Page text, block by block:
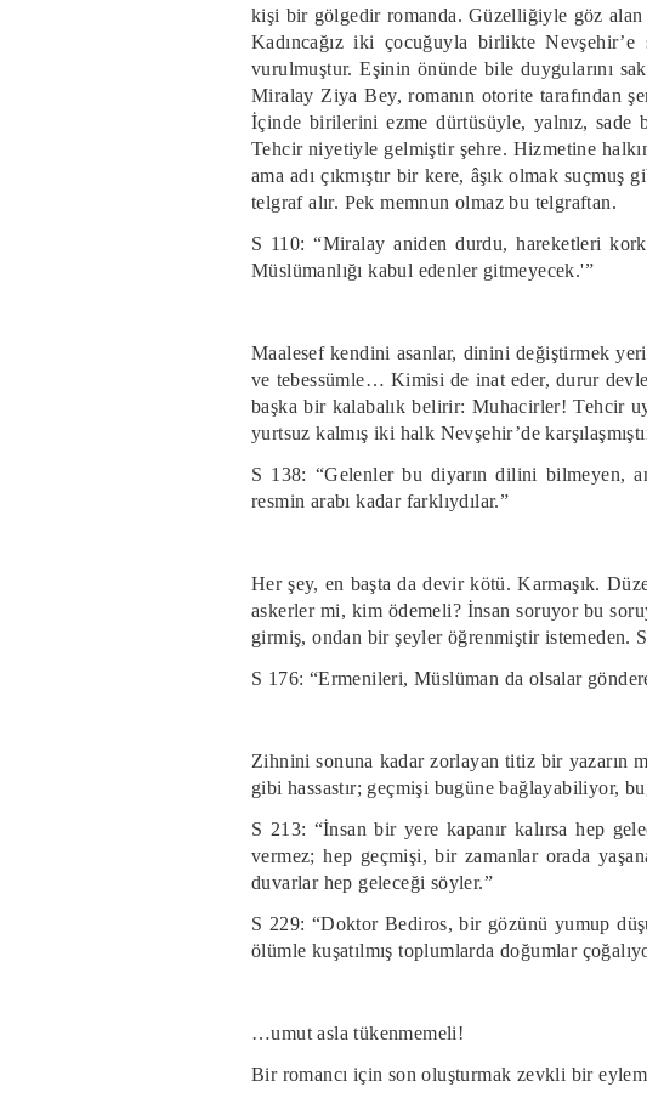
kişi bir gölgedir romanda. Güzelliğiyle göz alan
Kadıncağız iki çocuğuyla birlikte
vurulmuştur. Eşinin önünde bile duygularını
Miralay Ziya Bey, romanın otorite tarafından
İçinde birilerini ezme dürtüsüyle, yalnız, sade
Tehcir niyetiyle gelmiştir şehre. Hizmetine
ama adı çıkmıştır bir kere, âşık olmak
telgraf alır. Pek memnun olmaz bu telgraftan.
S 110: “Miralay aniden durdu, hareketleri
Müslümanlığı kabul edenler gitmeyecek.'”
Maalesef kendini asanlar, dinini değiştirmek
ve tebessümle… Kimisi de inat eder, durur
başka bir kalabalık belirir: Muhacirler! Tehcir
yurtsuz kalmış iki halk Nevşehir’de
S 138: “Gelenler bu diyarın dilini bilmeyen,
resmin arabı kadar farklıydılar.”
Her şey, en başta da devir kötü. Karmaşık.
askerler mi, kim ödemeli? İnsan soruyor bu
girmiş, ondan bir şeyler öğrenmiştir istemeden.
S 176: “Ermenileri, Müslüman da olsalar
Zihnini sonuna kadar zorlayan titiz bir yazarın
gibi hassastır; geçmişi bugüne bağlayabiliyor,
S 213: “İnsan bir yere kapanır kalırsa hep
vermez; hep geçmişi, bir zamanlar orada
duvarlar hep geleceği söyler.”
S 229: “Doktor Bediros, bir gözünü yumup
ölümle kuşatılmış toplumlarda doğumlar
…umut asla tükenmemeli!
Bir romancı için son oluşturmak zevkli bir